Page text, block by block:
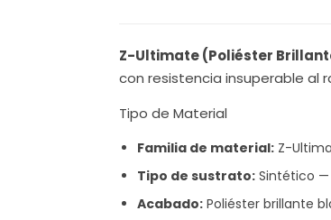
Z-Ultimate (Poliéster
con resistencia insuperable al
Tipo de Material
Familia de material: Z-
Tipo de sustrato: Sintético —
Acabado: Poliéster brillante